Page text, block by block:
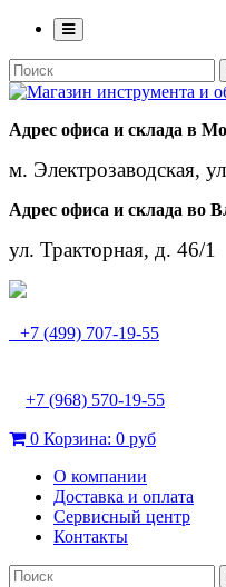
Адрес офиса и склада в
м. Электрозаводская,
Адрес офиса и склада во
ул. Тракторная, д. 46/1
+7 (499) 707-19-55
+7 (968) 570-19-55
0 Корзина: 0 руб
О компании
Доставка и оплата
Сервисный центр
Контакты